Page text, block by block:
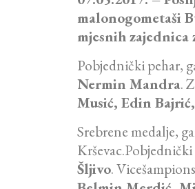
malonogometaši
mjesnih zajednica
Pobjednički pehar,
Nermin Mandra.
Musić, Edin
Srebrene medalje,
Šljivo.